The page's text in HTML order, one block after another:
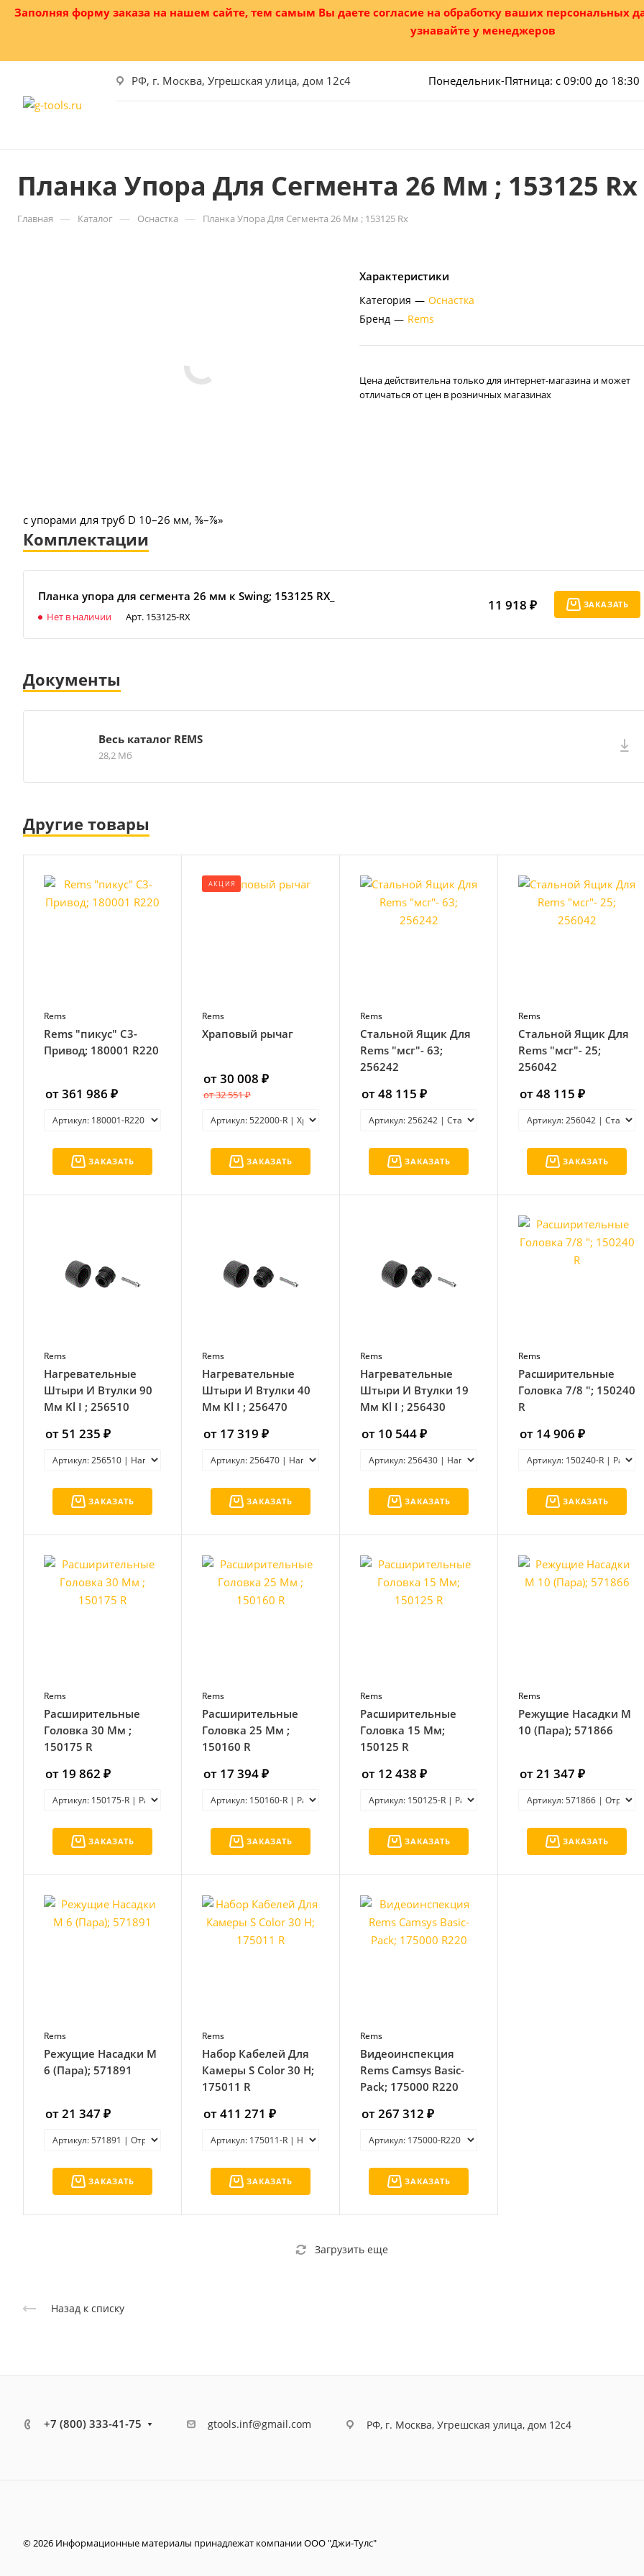
Заполняя форму заказа на нашем сайте, тем самым Вы даете согласие на обработку ваших
узнавайте у менеджеров
РФ, г. Москва, Угрешская улица, дом 12с4 Понедельник-Пятница: с 09:00 до 18:30
Планка Упора Для Сегмента 26 Мм ; 153125 Rx
Главная — Каталог — Оснастка — Планка Упора Для Сегмента 26 Мм ; 153125 Rx
Характеристики
Категория — Оснастка
Бренд — Rems
Цена действительна только для интернет-магазина и может
отличаться от цен в розничных магазинах
с упорами для труб D 10–26 мм, ⅜–⅞»
Комплектации
Планка упора для сегмента 26 мм к Swing; 153125 RХ_
Нет в наличии Арт. 153125-RX
11 918 ₽ ЗАКАЗАТЬ
Документы
Весь каталог REMS
28,2 Мб
Другие товары
Rems
Rems "пикус" С3-
Привод; 180001 R220
от 361 986 ₽
ЗАКАЗАТЬ
АКЦИЯ
Rems
Храповый рычаг
от 30 008 ₽
от 32 551 ₽
ЗАКАЗАТЬ
Rems
Стальной Ящик Для
Rems "мсг"- 63;
256242
от 48 115 ₽
ЗАКАЗАТЬ
Rems
Стальной Ящик Для
Rems "мсг"- 25;
256042
от 48 115 ₽
ЗАКАЗАТЬ
Rems
Нагревательные
Штыри И Втулки 90
Мм Kl I ; 256510
от 51 235 ₽
ЗАКАЗАТЬ
Rems
Нагревательные
Штыри И Втулки 40
Мм Kl I ; 256470
от 17 319 ₽
ЗАКАЗАТЬ
Rems
Нагревательные
Штыри И Втулки 19
Мм Kl I ; 256430
от 10 544 ₽
ЗАКАЗАТЬ
Rems
Расширительные
Головка 7/8 "; 150240
R
от 14 906 ₽
ЗАКАЗАТЬ
Rems
Расширительные
Головка 30 Мм ;
150175 R
от 19 862 ₽
ЗАКАЗАТЬ
Rems
Расширительные
Головка 25 Мм ;
150160 R
от 17 394 ₽
ЗАКАЗАТЬ
Rems
Расширительные
Головка 15 Мм;
150125 R
от 12 438 ₽
ЗАКАЗАТЬ
Rems
Режущие Насадки М
10 (Пара); 571866
от 21 347 ₽
ЗАКАЗАТЬ
Rems
Режущие Насадки М
6 (Пара); 571891
от 21 347 ₽
ЗАКАЗАТЬ
Rems
Набор Кабелей Для
Камеры S Color 30 H;
175011 R
от 411 271 ₽
ЗАКАЗАТЬ
Rems
Видеоинспекция
Rems Camsys Basic-
Pack; 175000 R220
от 267 312 ₽
ЗАКАЗАТЬ
Загрузить еще
Назад к списку
+7 (800) 333-41-75 gtools.inf@gmail.com РФ, г. Москва, Угрешская улица, дом 12с4
© 2026 Информационные материалы принадлежат компании ООО "Джи-Тулс"